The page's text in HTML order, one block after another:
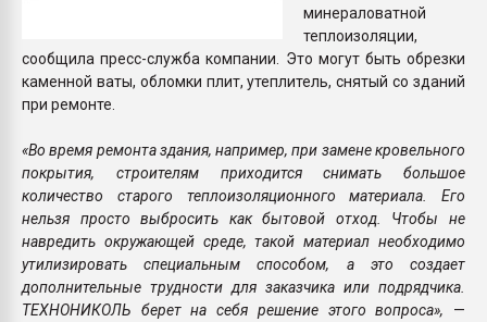
минераловатной
теплоизоляции,
сообщила пресс-служба компании. Это могут быть обрезки
каменной ваты, обломки плит, утеплитель, снятый со зданий
при ремонте.
«Во время ремонта здания, например, при замене кровельного
покрытия, строителям приходится снимать большое
количество старого теплоизоляционного материала. Его
нельзя просто выбросить как бытовой отход. Чтобы не
навредить окружающей среде, такой материал необходимо
утилизировать специальным способом, а это создает
дополнительные трудности для заказчика или подрядчика.
ТЕХНОНИКОЛЬ берет на себя решение этого вопроса», —